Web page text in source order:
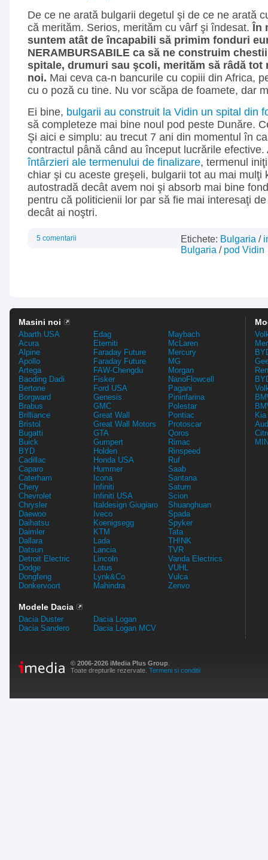
De ce ne arată bulgarii degetul şi de ce ne arată
că merităm. Serios, merităm cu vârf şi îndesat. În
suntem atât de încapabili să primim fonduri
NERAMBURSABILE ca să ne construim
spitale, drumuri sau şcoli, merităm să râdă tot
noi. Mai ceva ca-n bancurile cu copiii din Africa,
cu o poză cu tine. Nu vor scăpa de foamete, dar
Ei bine, bulgarii au construit la Vidin un spital din
să completeze mai bine noul pod peste Dunăre.
Şi aici e simplu: au trecut 7 ani din momentul în
contractul până când au început lucrările efective.
întârzieri ale termenului de finalizare, termenul
chiar şi cu aceste greşeli, bulgarii tot au mai mulţi
autostradă decât avem noi şi absorb mai bine
pentru că politicienii lor par să fie mai interesaţi
decât ai noştri.
5 comentarii Etichete: Bulgaria /
Bulgaria / pod Vidin
Masini noi
Abarth USA
Acura
Alpine
Apollo
Artega
Baoding Dadi
Bertone
Borgward
Brabus
Brilliance
Bristol
Bugatti
Buick
BYD
Cadillac
Caparo
Caterham
Chery
Chevrolet
Chrysler
Daewoo
Daihatsu
Daimler
Dallara
Datsun
Detroit Electric
Dodge
Dongfeng
Donkervoort
Edag
Eterniti
Faraday Future
Faraday Future
FAW-Chengdu
Fisker
Ford USA
Genesis
GMC
Great Wall
Great Wall Motors
GTA
Gumpert
Holden
Honda USA
Hummer
Icona
Infiniti
Infiniti USA
Italdesign Giugiaro
Iveco
Koenigsegg
KTM
Lada
Lancia
Lincoln
Lotus
Lynk&Co
Mahindra
Maybach
McLaren
Mercury
MG
Morgan
NanoFlowcell
Pagani
Pininfarina
Polestar
Pontiac
Protoscar
Qoros
Rimac
Rinspeed
Ruf
Saab
Santana
Saturn
Scion
Shuanghuan
Spada
Spyker
Tata
TH!NK
TVR
Vanda Electrics
VUHL
Vulca
Zenvo
Modele Dacia
Dacia Duster
Dacia Sandero
Dacia Logan
Dacia Logan MCV
© 2006-2026 iMedia Plus Group
Toate drepturile rezervate. Termeni si conditii